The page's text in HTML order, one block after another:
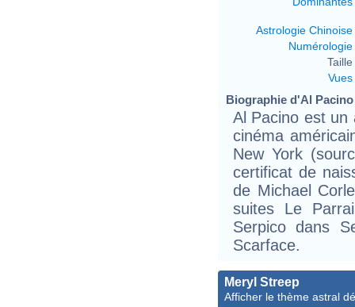
Astrologie Chinoise
Numérologie
Taille
Vues
Biographie d'Al
Al Pacino est un
cinéma
New York
certificat de
de Michael
suites Le
Serpico dans
Scarface.
Meryl Streep
Afficher le thème astral